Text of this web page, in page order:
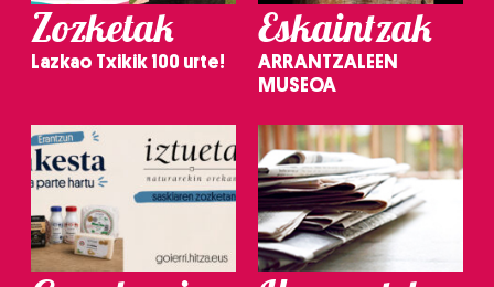
Zozketak
Lazkao Txikik 100 urte!
Eskaintzak
ARRANTZALEEN
MUSEOA